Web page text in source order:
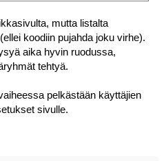
mutta listalta
koodiin pujahda joku virhe).
aika hyvin ruodussa,
tehtyä.
pelkästään käyttäjien
sivulle.